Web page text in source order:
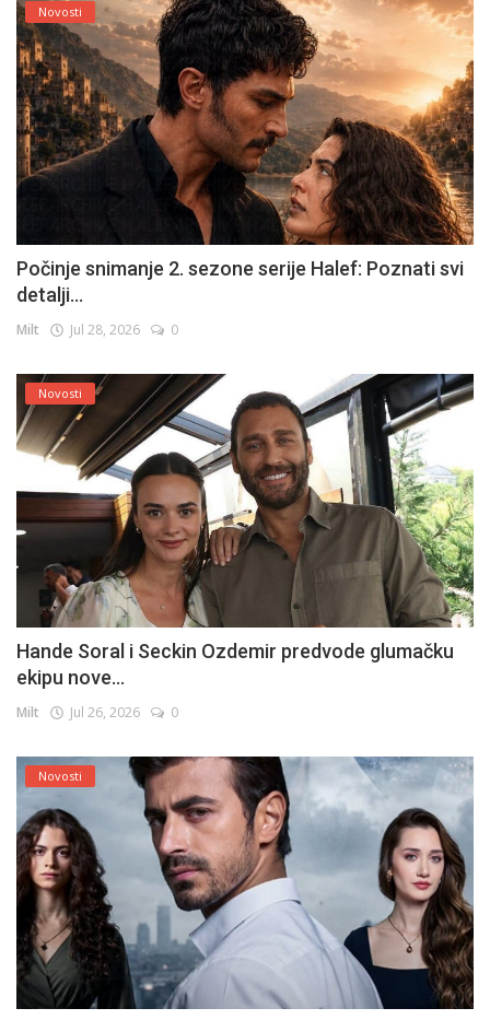
Novosti
Počinje snimanje 2. sezone serije Halef: Poznati svi
detalji...
Milt Jul 28, 2026 0
Novosti
Hande Soral i Seckin Ozdemir predvode glumačku
ekipu nove...
Milt Jul 26, 2026 0
Novosti